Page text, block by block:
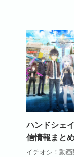
ハンドシェ
信情報まと
イチオシ！動